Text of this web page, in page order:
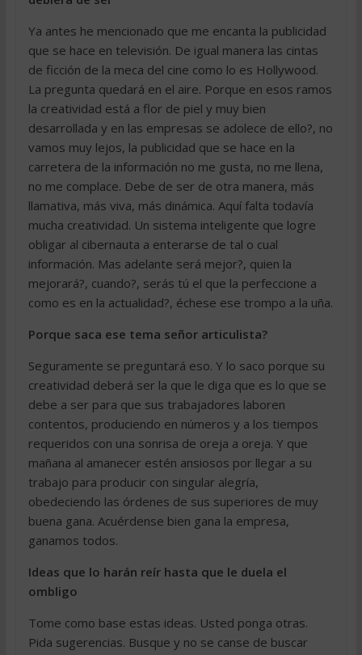
Ya antes he mencionado que me encanta la publicidad
que se hace en televisión. De igual manera las cintas
de ficción de la meca del cine como lo es Hollywood.
La pregunta quedará en el aire. Porque en esos ramos
la creatividad está a flor de piel y muy bien
desarrollada y en las empresas se adolece de ello?, no
vamos muy lejos, la publicidad que se hace en la
carretera de la información no me gusta, no me llena,
no me complace. Debe de ser de otra manera, más
llamativa, más viva, más dinámica. Aquí falta todavía
mucha creatividad. Un sistema inteligente que logre
obligar al cibernauta a enterarse de tal o cual
información. Mas adelante será mejor?, quien la
mejorará?, cuando?, serás tú el que la perfeccione a
como es en la actualidad?, échese ese trompo a la uña.
Porque saca ese tema señor articulista?
Seguramente se preguntará eso. Y lo saco porque su
creatividad deberá ser la que le diga que es lo que se
debe a ser para que sus trabajadores laboren
contentos, produciendo en números y a los tiempos
requeridos con una sonrisa de oreja a oreja. Y que
mañana al amanecer estén ansiosos por llegar a su
trabajo para producir con singular alegría,
obedeciendo las órdenes de sus superiores de muy
buena gana. Acuérdense bien gana la empresa,
ganamos todos.
Ideas que lo harán reír hasta que le duela el
ombligo
Tome como base estas ideas. Usted ponga otras.
Pida sugerencias. Busque y no se canse de buscar